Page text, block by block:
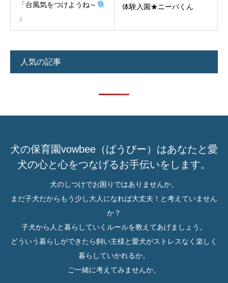
「台風気をつけようね～
」
体験入園★ニーバくん
人気の記事
犬の保育園vowbee（ばうびー）はあなたと愛
犬の心と心をつなげるお手伝いをします。
犬のしつけでお困りではありませんか。
まだ子犬だからもう少し大人になれば大丈夫！と考えていません
か？
子犬から人と暮らしていくルールを教えてあげましょう。
どういう暮らしができたら飼い主様と愛犬がストレスなく楽しく
暮らしていかれるか。
ご一緒に考えてみませんか。